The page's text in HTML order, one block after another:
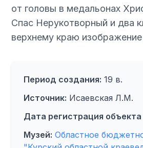
от головы в медальонах
Спас Нерукотворный и два
верхнему краю
Период создания: 19 в.
Источник: Исаевская Л.М.
Дата регистрация объекта
Музей: Областное